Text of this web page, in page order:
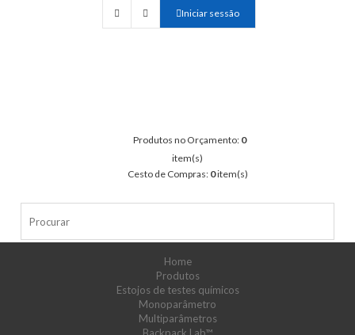
Iniciar sessão
Produtos no Orçamento: 0
item(s)
Cesto de Compras: 0item(s)
Home
Produtos
Estojos de testes químicos
Monoparâmetro
Multiparâmetros